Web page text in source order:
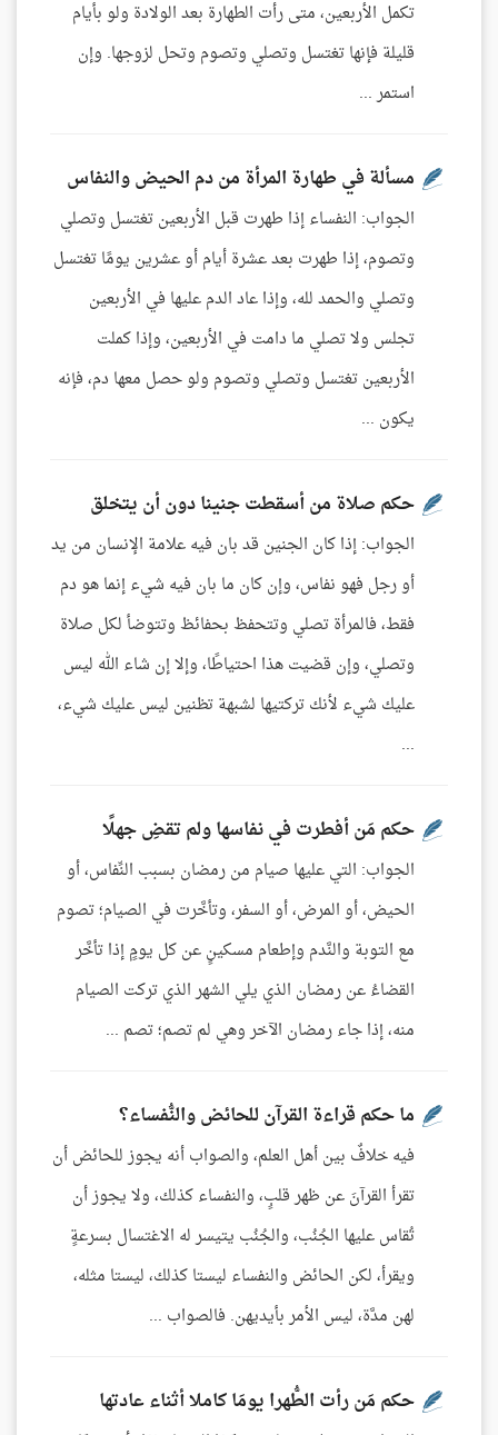
تكمل الأربعين، متى رأت الطهارة بعد الولادة ولو بأيام
قليلة فإنها تغتسل وتصلي وتصوم وتحل لزوجها. وإن
استمر ...
مسألة في طهارة المرأة من دم الحيض والنفاس
الجواب: النفساء إذا طهرت قبل الأربعين تغتسل وتصلي
وتصوم، إذا طهرت بعد عشرة أيام أو عشرين يومًا تغتسل
وتصلي والحمد لله، وإذا عاد الدم عليها في الأربعين
تجلس ولا تصلي ما دامت في الأربعين، وإذا كملت
الأربعين تغتسل وتصلي وتصوم ولو حصل معها دم، فإنه
يكون ...
حكم صلاة من أسقطت جنينا دون أن يتخلق
الجواب: إذا كان الجنين قد بان فيه علامة الإنسان من يد
أو رجل فهو نفاس، وإن كان ما بان فيه شيء إنما هو دم
فقط، فالمرأة تصلي وتتحفظ بحفائظ وتتوضأ لكل صلاة
وتصلي، وإن قضيت هذا احتياطًا، وإلا إن شاء الله ليس
عليك شيء لأنك تركتيها لشبهة تظنين ليس عليك شيء،
...
حكم مَن أفطرت في نفاسها ولم تقضِ جهلًا
الجواب: التي عليها صيام من رمضان بسبب النِّفاس، أو
الحيض، أو المرض، أو السفر، وتأخَّرت في الصيام؛ تصوم
مع التوبة والنَّدم وإطعام مسكينٍ عن كل يومٍ إذا تأخَّر
القضاءُ عن رمضان الذي يلي الشهر الذي تركت الصيام
منه، إذا جاء رمضان الآخر وهي لم تصم؛ تصم ...
ما حكم قراءة القرآن للحائض والنُّفساء؟
فيه خلافٌ بين أهل العلم، والصواب أنه يجوز للحائض أن
تقرأ القرآنَ عن ظهر قلبٍ، والنفساء كذلك، ولا يجوز أن
تُقاس عليها الجُنُب، والجُنُب يتيسر له الاغتسال بسرعةٍ
ويقرأ، لكن الحائض والنفساء ليستا كذلك، ليستا مثله،
لهن مدَّة، ليس الأمر بأيديهن. فالصواب ...
حكم مَن رأت الطُّهرا يومَا كاملا أثناء عادتها